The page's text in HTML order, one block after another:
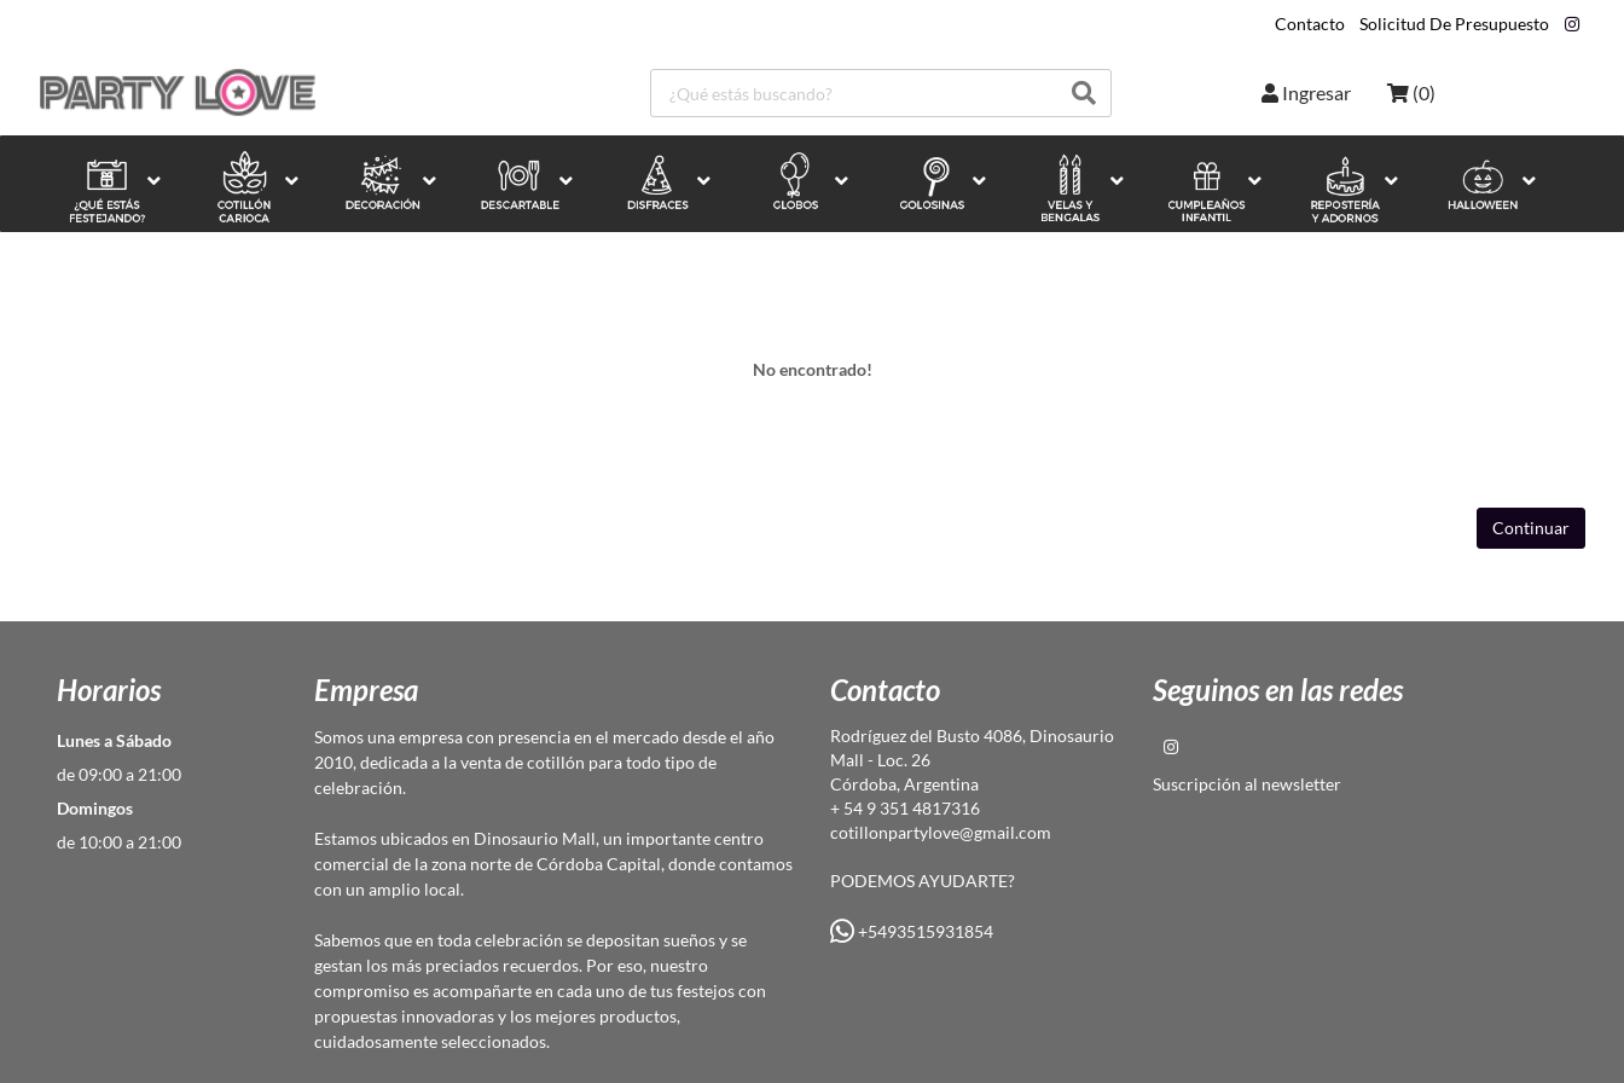
Contacto Solicitud De Presupuesto
Ingresar (0)
No encontrado!
Continuar
Horarios
Lunes a Sábado
de 09:00 a 21:00
Domingos
de 10:00 a 21:00
Empresa
Somos una empresa con presencia en el mercado desde el año
2010, dedicada a la venta de cotillón para todo tipo de
celebración.
Estamos ubicados en Dinosaurio Mall, un importante centro
comercial de la zona norte de Córdoba Capital, donde contamos
con un amplio local.
Sabemos que en toda celebración se depositan sueños y se
gestan los más preciados recuerdos. Por eso, nuestro
compromiso es acompañarte en cada uno de tus festejos con
propuestas innovadoras y los mejores productos,
cuidadosamente seleccionados.
Contacto
Rodríguez del Busto 4086, Dinosaurio
Mall - Loc. 26
Córdoba, Argentina
+ 54 9 351 4817316
cotillonpartylove@gmail.com
PODEMOS AYUDARTE?
+5493515931854
Seguinos en las redes
Suscripción al newsletter